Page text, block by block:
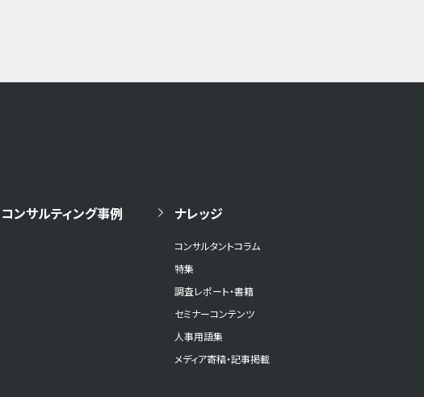
コンサルティング事例 ナレッジ
コンサルタントコラム
特集
調査レポート・書籍
セミナーコンテンツ
人事用語集
メディア寄稿・記事掲載